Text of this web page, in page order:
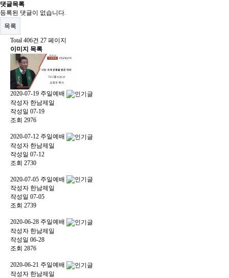
댓글목록
등록된 댓글이 없습니다.
목록
Total 406건 27 페이지
이미지 목록
2020-07-19 주일예배
작성자 한남제일
작성일 07-19
조회 2976
2020-07-12 주일예배
작성자 한남제일
작성일 07-12
조회 2730
2020-07-05 주일예배
작성자 한남제일
작성일 07-05
조회 2739
2020-06-28 주일예배
작성자 한남제일
작성일 06-28
조회 2876
2020-06-21 주일예배
작성자 한남제일